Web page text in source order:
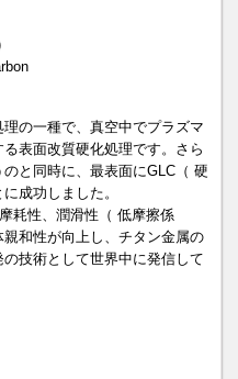
理の一種で、真空中でプラズマ
表面改質硬化処理です。さら
と同時に、最表面にGLC（ 硬
成功しました。
耗性、潤滑性（ 低摩擦係
和性が向上し、チタン金属の
技術として世界中に発信して